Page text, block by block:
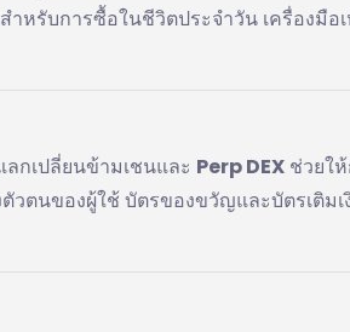
หรับการซื้อในชีวิตประจำวัน เครื่องมือ
ลกเปลี่ยนข้ามเชนและ Perp DEX ช่วยใ
วตนของผู้ใช้ บัตรของขวัญและบัตรเติม